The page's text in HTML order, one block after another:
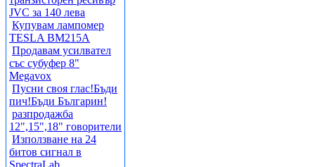
JVC за 140 лева
Купувам лампомер
TESLA BM215A
Продавам усилвател
със субуфер 8"
Megavox
Пусни своя глас!Бъди
пич!Бъди Българин!
разпродажба
12",15",18" говорители
Използване на 24
битов сигнал в
SpectraLab